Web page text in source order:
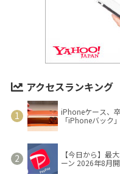
アクセスランキング
iPhoneケース、
「iPhoneバック
【今日から】最
ーン 2026年8月